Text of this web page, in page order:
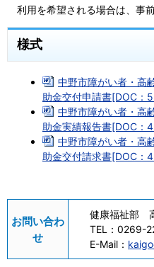
利用を希望される場合は、事
様式
中野市障がい者・高
助金交付申請書[DOC：
中野市障がい者・高
助金実績報告書[DOC：
中野市障がい者・高
助金交付請求書[DOC：
お問い合わ
せ
健康福祉部
TEL： 0269-
E-Mail：